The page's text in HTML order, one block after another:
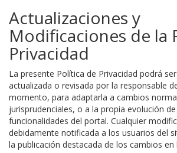
Actualizaciones y
Modificaciones de la
Privacidad
La presente Política de Privacidad podrá
actualizada o revisada por la responsable
momento, para adaptarla a cambios
jurisprudenciales, o a la propia evolución
funcionalidades del portal. Cualquier
debidamente notificada a los usuarios del
la publicación destacada de los cambios